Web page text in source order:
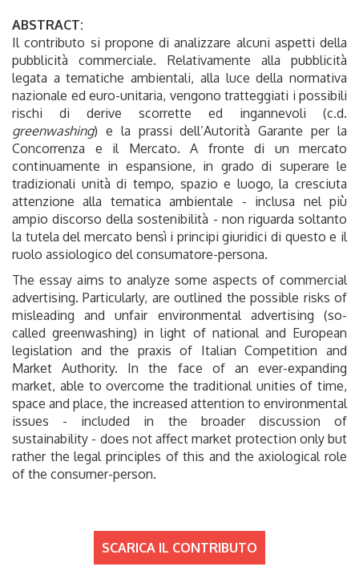
ABSTRACT:
Il contributo si propone di analizzare alcuni aspetti della
pubblicità commerciale. Relativamente alla pubblicità
legata a tematiche ambientali, alla luce della normativa
nazionale ed euro-unitaria, vengono tratteggiati i possibili
rischi di derive scorrette ed ingannevoli (c.d.
greenwashing) e la prassi dell’Autorità Garante per la
Concorrenza e il Mercato. A fronte di un mercato
continuamente in espansione, in grado di superare le
tradizionali unità di tempo, spazio e luogo, la cresciuta
attenzione alla tematica ambientale - inclusa nel più
ampio discorso della sostenibilità - non riguarda soltanto
la tutela del mercato bensì i principi giuridici di questo e il
ruolo assiologico del consumatore-persona.
The essay aims to analyze some aspects of commercial
advertising. Particularly, are outlined the possible risks of
misleading and unfair environmental advertising (so-
called greenwashing) in light of national and European
legislation and the praxis of Italian Competition and
Market Authority. In the face of an ever-expanding
market, able to overcome the traditional unities of time,
space and place, the increased attention to environmental
issues - included in the broader discussion of
sustainability - does not affect market protection only but
rather the legal principles of this and the axiological role
of the consumer-person.
SCARICA IL CONTRIBUTO